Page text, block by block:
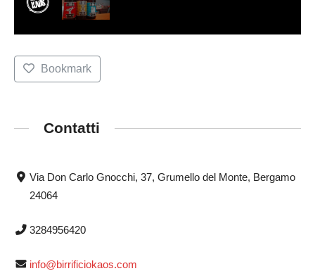
Bookmark
Contatti
Via Don Carlo Gnocchi, 37, Grumello del Monte, Bergamo
24064
3284956420
info@birrificiokaos.com